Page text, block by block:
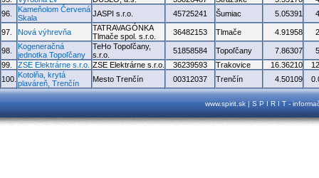
96.
Kameňolom Červená
Skala
JASPI s.r.o. 45725241 Šumiac 5.05391
97. Nová výhrevňa
TATRAVAGÓNKA
Tlmače spol. s.r.o.
36482153 Tlmače 4.91958
98.
Kogeneračná
jednotka Topoľčany
TeHo Topoľčany,
s.r.o.
51858584 Topoľčany 7.86307
99.
ZSE Elektrárne s.r.o. ZSE Elektrárne s.r.o. 36239593 Trakovice 16.36210
100. Kotolňa, krytá
plaváreň, Trenčín
Mesto Trenčín 00312037 Trenčín 4.50109
www.spirit.sk | S P I R I T -